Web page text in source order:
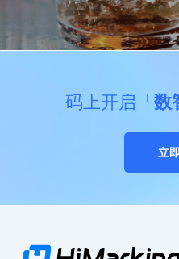
码上开启「 数
立